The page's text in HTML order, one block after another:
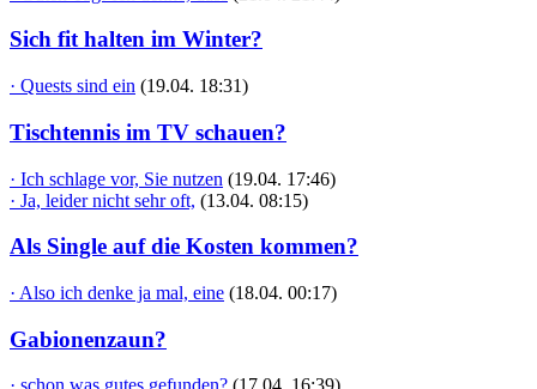
Sich fit halten im Winter?
· Quests sind ein (19.04. 18:31)
Tischtennis im TV schauen?
· Ich schlage vor, Sie nutzen (19.04. 17:46)
· Ja, leider nicht sehr oft, (13.04. 08:15)
Als Single auf die Kosten kommen?
· Also ich denke ja mal, eine (18.04. 00:17)
Gabionenzaun?